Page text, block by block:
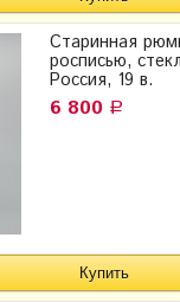
Старинная
росписью,
Россия, 19 в.
6 800 Р